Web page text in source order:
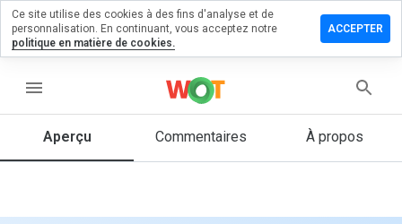
menu
Aperçu Commentaires À propos
un
1 et 5
Ce site utilise des cookies à des fins d'analyse et de
personnalisation. En continuant, vous acceptez notre
politique en matière de cookies.
ACCEPTER